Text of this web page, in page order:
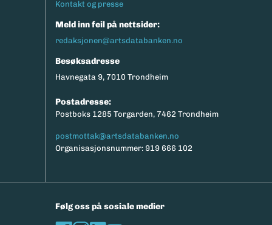
Kontakt og presse
Meld inn feil på nettsider:
redaksjonen@artsdatabanken.no
Besøksadresse
Havnegata 9, 7010 Trondheim
Postadresse:
Postboks 1285 Torgarden, 7462 Trondheim
postmottak@artsdatabanken.no
Organisasjonsnummer: 919 666 102
Følg oss på sosiale medier